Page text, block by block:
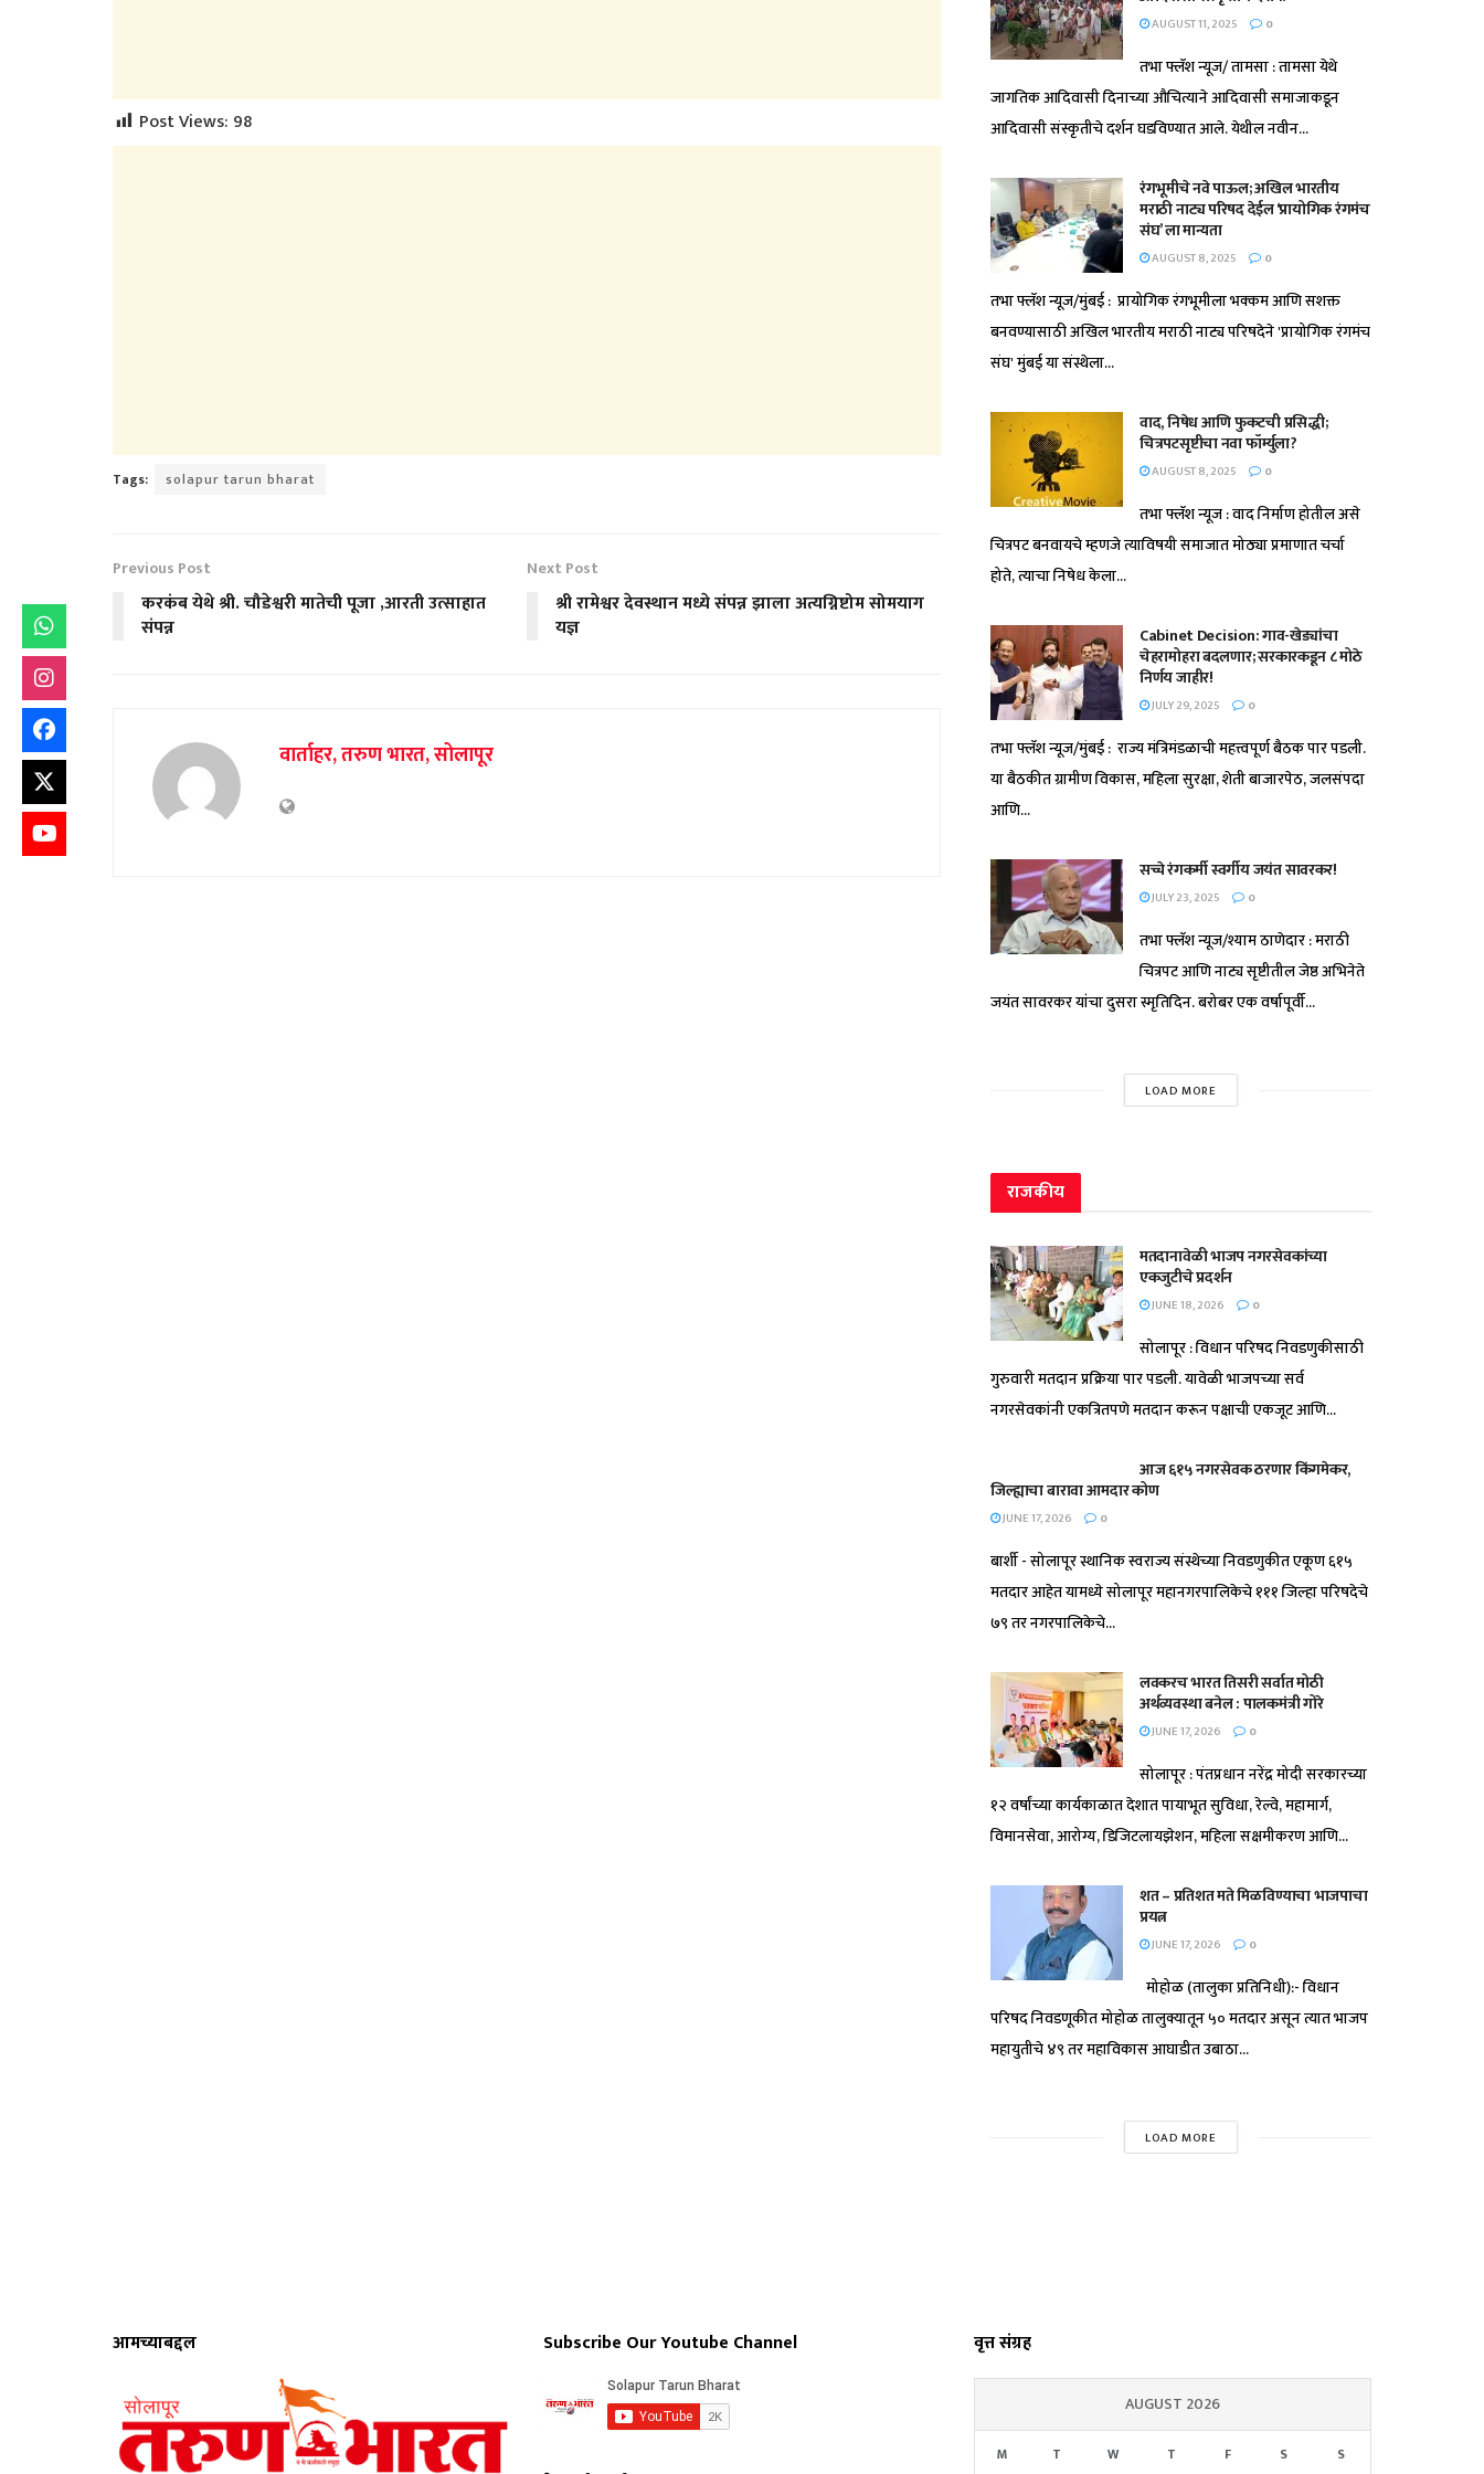
Post Views: 98
Tags: solapur tarun bharat
Previous Post
करकंब येथे श्री. चौडेश्वरी मातेची पूजा ,आरती उत्साहात
संपन्न
Next Post
श्री रामेश्वर देवस्थान मध्ये संपन्न झाला अत्यग्निष्टोम सोमयाग
यज्ञ
वार्ताहर, तरुण भारत, सोलापूर
AUGUST 11, 2025 0
तभा फ्लॅश न्यूज/ तामसा : तामसा येथे
जागतिक आदिवासी दिनाच्या औचित्याने आदिवासी समाजाकडून
आदिवासी संस्कृतीचे दर्शन घडविण्यात आले. येथील नवीन...
रंगभूमीचे नवे पाऊल; अखिल भारतीय
मराठी नाट्य परिषद देईल ‘प्रायोगिक रंगमंच
संघ’ ला मान्यता
AUGUST 8, 2025 0
तभा फ्लॅश न्यूज/मुंबई : प्रायोगिक रंगभूमीला भक्कम आणि सशक्त
बनवण्यासाठी अखिल भारतीय मराठी नाट्य परिषदेने 'प्रायोगिक रंगमंच
संघ' मुंबई या संस्थेला...
वाद, निषेध आणि फुकटची प्रसिद्धी;
चित्रपटसृष्टीचा नवा फॉर्म्युला?
AUGUST 8, 2025 0
तभा फ्लॅश न्यूज : वाद निर्माण होतील असे
चित्रपट बनवायचे म्हणजे त्याविषयी समाजात मोठ्या प्रमाणात चर्चा
होते, त्याचा निषेध केला...
Cabinet Decision: गाव-खेड्यांचा
चेहरामोहरा बदलणार; सरकारकडून ८ मोठे
निर्णय जाहीर!
JULY 29, 2025 0
तभा फ्लॅश न्यूज/मुंबई : राज्य मंत्रिमंडळाची महत्त्वपूर्ण बैठक पार पडली.
या बैठकीत ग्रामीण विकास, महिला सुरक्षा, शेती बाजारपेठ, जलसंपदा
आणि...
सच्चे रंगकर्मी स्वर्गीय जयंत सावरकर!
JULY 23, 2025 0
तभा फ्लॅश न्यूज/श्याम ठाणेदार : मराठी
चित्रपट आणि नाट्य सृष्टीतील जेष्ठ अभिनेते
जयंत सावरकर यांचा दुसरा स्मृतिदिन. बरोबर एक वर्षापूर्वी...
LOAD MORE
राजकीय
मतदानावेळी भाजप नगरसेवकांच्या
एकजुटीचे प्रदर्शन
JUNE 18, 2026 0
सोलापूर : विधान परिषद निवडणुकीसाठी
गुरुवारी मतदान प्रक्रिया पार पडली. यावेळी भाजपच्या सर्व
नगरसेवकांनी एकत्रितपणे मतदान करून पक्षाची एकजूट आणि...
आज ६१५ नगरसेवक ठरणार किंगमेकर,
जिल्ह्याचा बारावा आमदार कोण
JUNE 17, 2026 0
बार्शी - सोलापूर स्थानिक स्वराज्य संस्थेच्या निवडणुकीत एकूण ६१५
मतदार आहेत यामध्ये सोलापूर महानगरपालिकेचे १११ जिल्हा परिषदेचे
७९ तर नगरपालिकेचे...
लवकरच भारत तिसरी सर्वात मोठी
अर्थव्यवस्था बनेल : पालकमंत्री गोरे
JUNE 17, 2026 0
सोलापूर : पंतप्रधान नरेंद्र मोदी सरकारच्या
१२ वर्षांच्या कार्यकाळात देशात पायाभूत सुविधा, रेल्वे, महामार्ग,
विमानसेवा, आरोग्य, डिजिटलायझेशन, महिला सक्षमीकरण आणि...
शत – प्रतिशत मते मिळविण्याचा भाजपाचा
प्रयत्न
JUNE 17, 2026 0
मोहोळ (तालुका प्रतिनिधी):- विधान
परिषद निवडणूकीत मोहोळ तालुक्यातून ५० मतदार असून त्यात भाजप
महायुतीचे ४९ तर महाविकास आघाडीत उबाठा...
LOAD MORE
आमच्याबद्दल Subscribe Our Youtube Channel वृत्त संग्रह
AUGUST 2026
M T W T F S S